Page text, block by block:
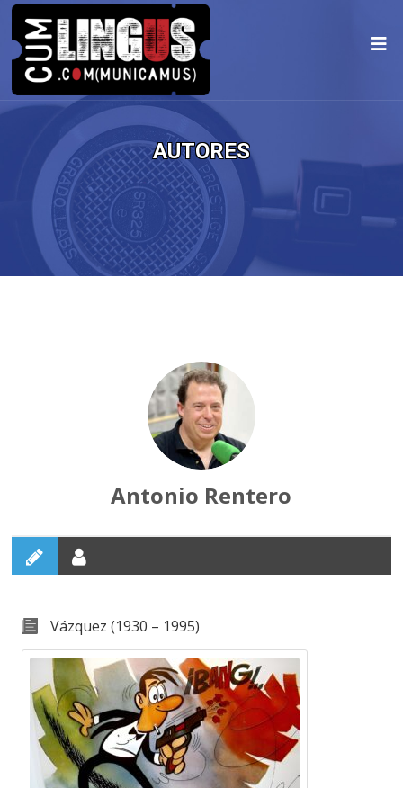
AUTORES
Antonio Rentero
Vázquez (1930 – 1995)